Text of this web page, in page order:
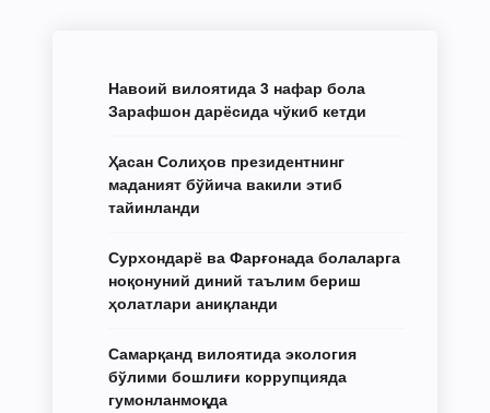
Навоий вилоятида 3 нафар бола
Зарафшон дарёсида чўкиб кетди
Ҳасан Солиҳов президентнинг
маданият бўйича вакили этиб
тайинланди
Сурхондарё ва Фарғонада болаларга
ноқонуний диний таълим бериш
ҳолатлари аниқланди
Самарқанд вилоятида экология
бўлими бошлиғи коррупцияда
гумонланмоқда